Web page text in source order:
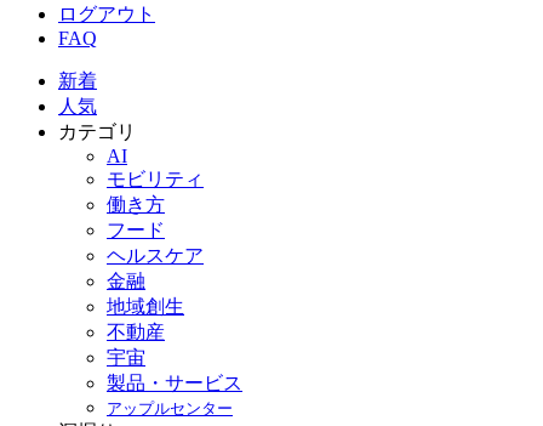
ログアウト
FAQ
新着
人気
カテゴリ
AI
モビリティ
働き方
フード
ヘルスケア
金融
地域創生
不動産
宇宙
製品・サービス
アップルセンター